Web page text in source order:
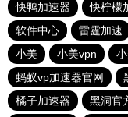
快鸭加速器
快柠檬
软件中心
雷霆加速
小美
小美vpn
蚂蚁vp加速器官网
橘子加速器
黑洞官